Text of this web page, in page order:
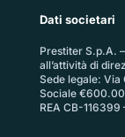
Dati societari
Prestiter S.p.A.
all’attività di
Sede legale: Via
Sociale
REA CB-